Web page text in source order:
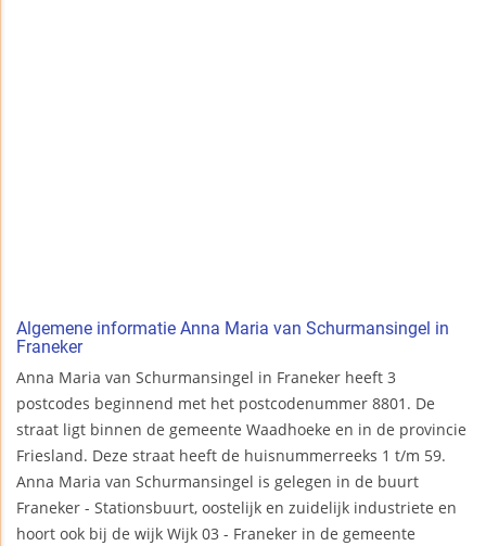
Algemene informatie Anna Maria van Schurmansingel in
Franeker
Anna Maria van Schurmansingel in Franeker heeft 3
postcodes beginnend met het postcodenummer 8801. De
straat ligt binnen de gemeente Waadhoeke en in de provincie
Friesland. Deze straat heeft de huisnummerreeks 1 t/m 59.
Anna Maria van Schurmansingel is gelegen in de buurt
Franeker - Stationsbuurt, oostelijk en zuidelijk industriete en
hoort ook bij de wijk Wijk 03 - Franeker in de gemeente